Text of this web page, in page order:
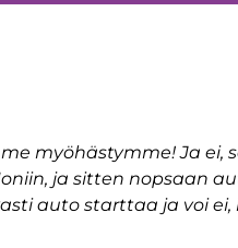
myöhästymme! Ja ei,
ja sitten nopsaan
auto starttaa ja voi